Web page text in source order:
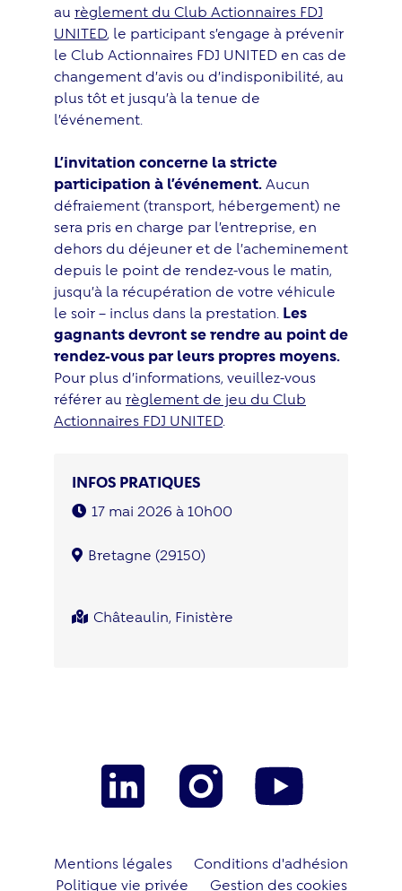
au règlement du Club Actionnaires FDJ
UNITED, le participant s’engage à prévenir
le Club Actionnaires FDJ UNITED en cas de
changement d’avis ou d’indisponibilité, au
plus tôt et jusqu’à la tenue de
l’événement.
L’invitation concerne la stricte
participation à l’événement. Aucun
défraiement (transport, hébergement) ne
sera pris en charge par l’entreprise, en
dehors du déjeuner et de l’acheminement
depuis le point de rendez-vous le matin,
jusqu’à la récupération de votre véhicule
le soir – inclus dans la prestation. Les
gagnants devront se rendre au point de
rendez-vous par leurs propres moyens.
Pour plus d’informations, veuillez-vous
référer au règlement de jeu du Club
Actionnaires FDJ UNITED.
INFOS PRATIQUES
17 mai 2026 à 10h00
Bretagne (29150)
Châteaulin, Finistère
Mentions légales
Conditions d'adhésion
Politique vie privée
Gestion des cookies